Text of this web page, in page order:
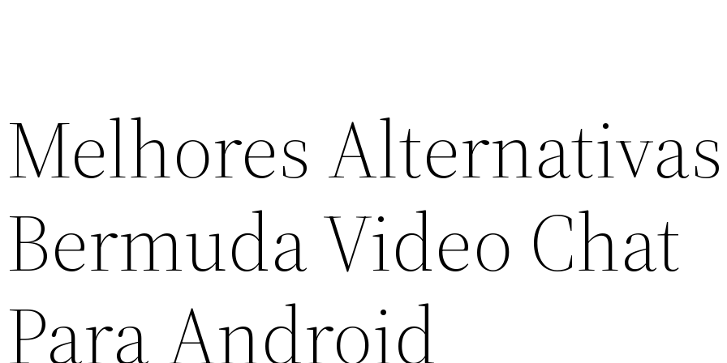
Melhores
Bermuda Video Chat
Para Android